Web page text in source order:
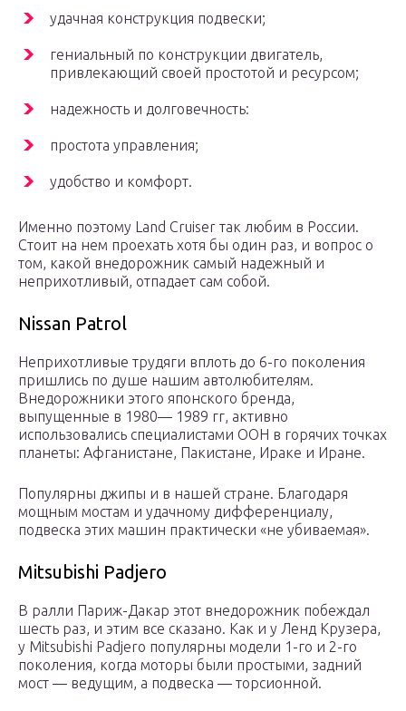
удачная конструкция подвески;
гениальный по конструкции двигатель,
привлекающий своей простотой и ресурсом;
надежность и долговечность:
простота управления;
удобство и комфорт.
Именно поэтому Land Cruiser так любим в России.
Стоит на нем проехать хотя бы один раз, и вопрос о
том, какой внедорожник самый надежный и
неприхотливый, отпадает сам собой.
Nissan Patrol
Неприхотливые трудяги вплоть до 6-го поколения
пришлись по душе нашим автолюбителям.
Внедорожники этого японского бренда,
выпущенные в 1980— 1989 гг, активно
использовались специалистами ООН в горячих точках
планеты: Афганистане, Пакистане, Ираке и Иране.
Популярны джипы и в нашей стране. Благодаря
мощным мостам и удачному дифференциалу,
подвеска этих машин практически «не убиваемая».
Mitsubishi Padjero
В ралли Париж-Дакар этот внедорожник побеждал
шесть раз, и этим все сказано. Как и у Ленд Крузера,
у Mitsubishi Padjero популярны модели 1-го и 2-го
поколения, когда моторы были простыми, задний
мост — ведущим, а подвеска — торсионной.